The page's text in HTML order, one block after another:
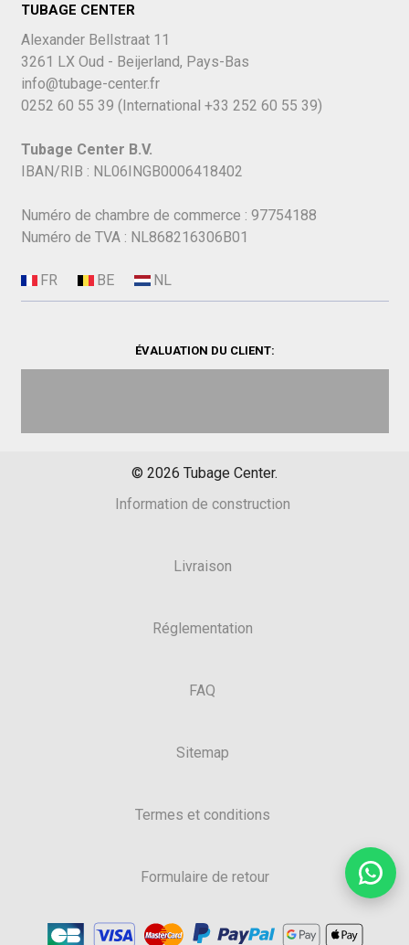
TUBAGE CENTER
Alexander Bellstraat 11
3261 LX Oud - Beijerland, Pays-Bas
info@tubage-center.fr
0252 60 55 39 (International +33 252 60 55 39)
Tubage Center B.V.
IBAN/RIB : NL06INGB0006418402
Numéro de chambre de commerce : 97754188
Numéro de TVA : NL868216306B01
ÉVALUATION DU CLIENT:
© 2026 Tubage Center.
Information de construction
Livraison
Réglementation
FAQ
Sitemap
Termes et conditions
Formulaire de retour